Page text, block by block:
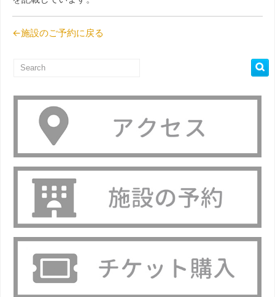
←施設のご予約に戻る